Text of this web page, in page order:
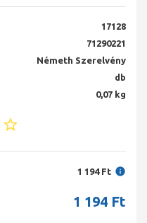
17128
71290221
Németh Szerelvény
db
0,07 kg
1 194 Ft
1 194 Ft